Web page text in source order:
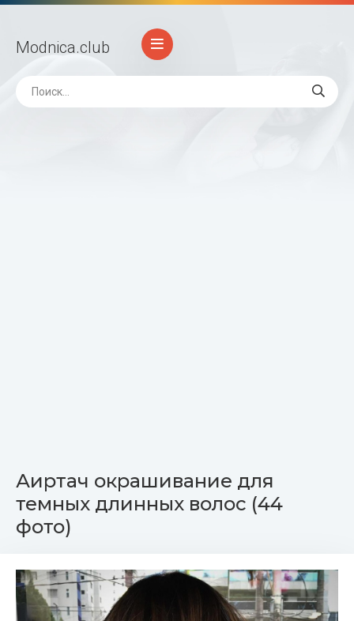
Modnica.club
Аиртач окрашивание для
темных длинных волос (44
фото)